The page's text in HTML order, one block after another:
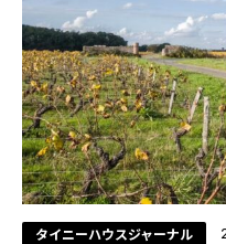
タイニーハウスジャーナル